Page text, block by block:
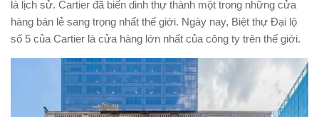
là lịch sử. Cartier đã biến dinh thự thành một trong những cửa
hàng bán lẻ sang trọng nhất thế giới. Ngày nay, Biệt thự Đại lộ
số 5 của Cartier là cửa hàng lớn nhất của công ty trên thế giới.